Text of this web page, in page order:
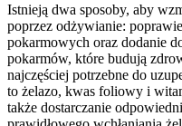
Istnieją dwa sposoby, aby
poprzez odżywianie:
pokarmowych oraz dodanie
pokarmów, które budują
najczęściej potrzebne do
to żelazo, kwas foliowy i
także dostarczanie